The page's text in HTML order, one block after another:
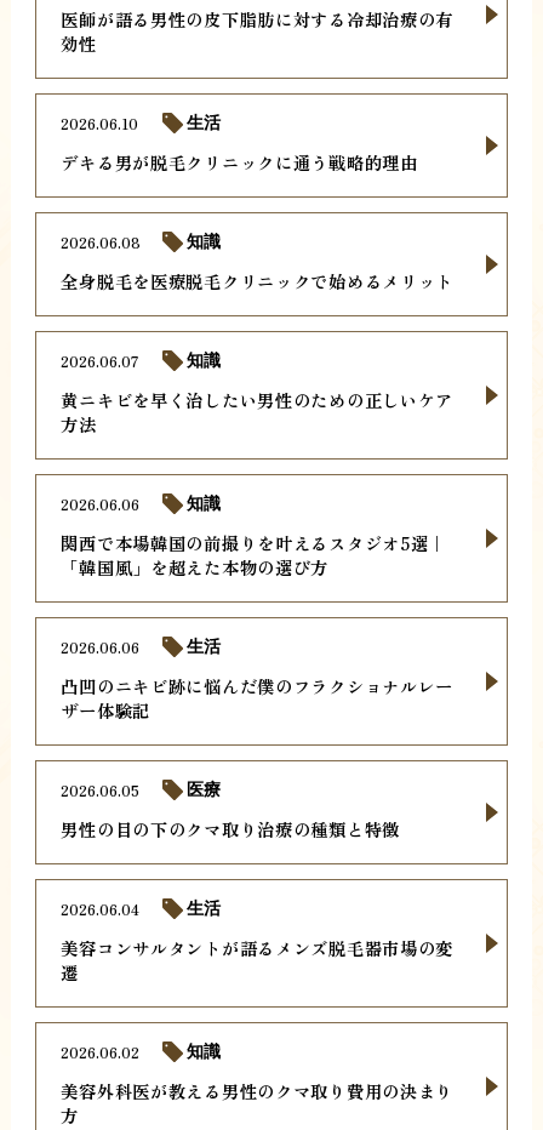
医師が語る男性の皮下脂肪に対する冷却治療の有
効性
デキる男が脱毛クリニックに通う戦略的理由
2026.06.10 生活
全身脱毛を医療脱毛クリニックで始めるメリット
2026.06.08 知識
黄ニキビを早く治したい男性のための正しいケア
方法
2026.06.07 知識
関西で本場韓国の前撮りを叶えるスタジオ5選｜
「韓国風」を超えた本物の選び方
2026.06.06 知識
凸凹のニキビ跡に悩んだ僕のフラクショナルレー
ザー体験記
2026.06.06 生活
男性の目の下のクマ取り治療の種類と特徴
2026.06.05 医療
美容コンサルタントが語るメンズ脱毛器市場の変
遷
2026.06.04 生活
美容外科医が教える男性のクマ取り費用の決まり
方
2026.06.02 知識